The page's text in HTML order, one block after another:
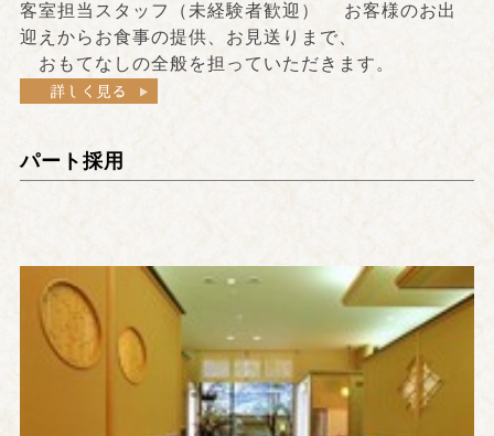
客室担当スタッフ（未経験者歓迎） お客様のお出
迎えからお食事の提供、お見送りまで、
おもてなしの全般を担っていただきます。
パート採用